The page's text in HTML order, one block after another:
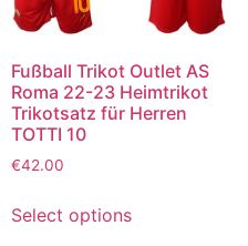
Fußball Trikot Outlet AS
Roma 22-23 Heimtrikot
Trikotsatz für Herren
TOTTI 10
€42.00
Select options